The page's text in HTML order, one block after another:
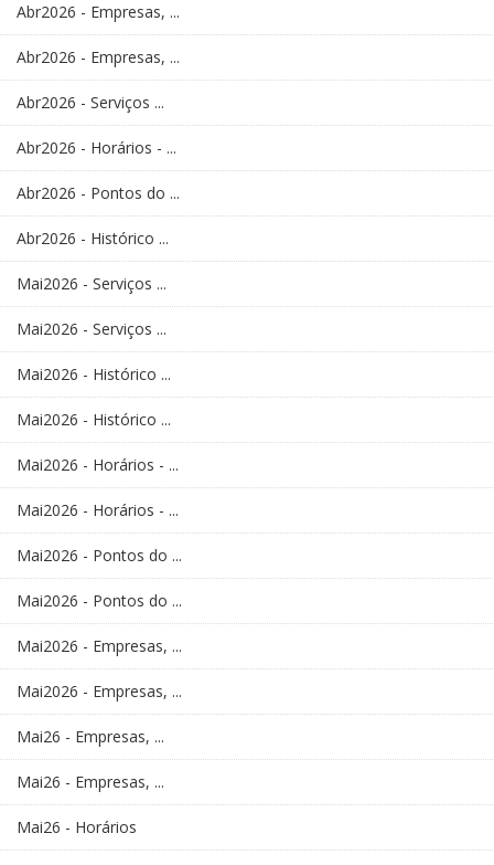
Abr2026 - Empresas, ...
Abr2026 - Empresas, ...
Abr2026 - Serviços ...
Abr2026 - Horários - ...
Abr2026 - Pontos do ...
Abr2026 - Histórico ...
Mai2026 - Serviços ...
Mai2026 - Serviços ...
Mai2026 - Histórico ...
Mai2026 - Histórico ...
Mai2026 - Horários - ...
Mai2026 - Horários - ...
Mai2026 - Pontos do ...
Mai2026 - Pontos do ...
Mai2026 - Empresas, ...
Mai2026 - Empresas, ...
Mai26 - Empresas, ...
Mai26 - Empresas, ...
Mai26 - Horários